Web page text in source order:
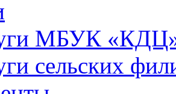
МБУК
сельских